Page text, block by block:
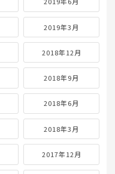
2019年3月
2018年12月
2018年9月
2018年6月
2018年3月
2017年12月